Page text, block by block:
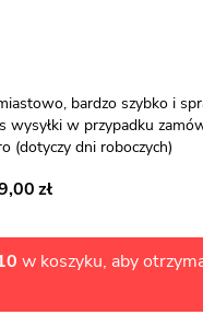
bardzo szybko i
wysyłki w przypadku
(dotyczy dni roboczych)
w koszyku, aby